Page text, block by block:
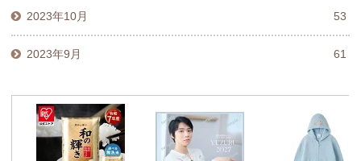
2023年10月 53
2023年9月 61